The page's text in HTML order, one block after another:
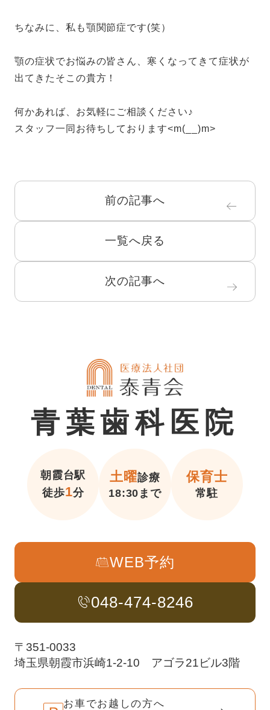
ちなみに、私も顎関節症です(笑）
顎の症状でお悩みの皆さん、寒くなってきて症状が
出てきたそこの貴方！
何かあれば、お気軽にご相談ください♪
スタッフ一同お待ちしております<m(__)m>
前の記事へ
一覧へ戻る
次の記事へ
青葉歯科医院
朝霞台駅
徒歩1分
土曜診療
18:30まで
保育士
常駐
WEB予約
048-474-8246
〒351-0033
埼玉県朝霞市浜崎1-2-10 アゴラ21ビル3階
お車でお越しの方へ